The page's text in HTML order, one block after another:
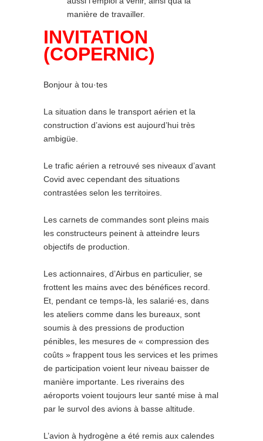
manière de travailler.
INVITATION
(COPERNIC)
Bonjour à tou·tes
La situation dans le transport aérien et la
construction d’avions est aujourd’hui très
ambigüe.
Le trafic aérien a retrouvé ses niveaux d’avant
Covid avec cependant des situations
contrastées selon les territoires.
Les carnets de commandes sont pleins mais
les constructeurs peinent à atteindre leurs
objectifs de production.
Les actionnaires, d’Airbus en particulier, se
frottent les mains avec des bénéfices record.
Et, pendant ce temps-là, les salarié·es, dans
les ateliers comme dans les bureaux, sont
soumis à des pressions de production
pénibles, les mesures de « compression des
coûts » frappent tous les services et les primes
de participation voient leur niveau baisser de
manière importante. Les riverains des
aéroports voient toujours leur santé mise à mal
par le survol des avions à basse altitude.
L’avion à hydrogène a été remis aux calendes